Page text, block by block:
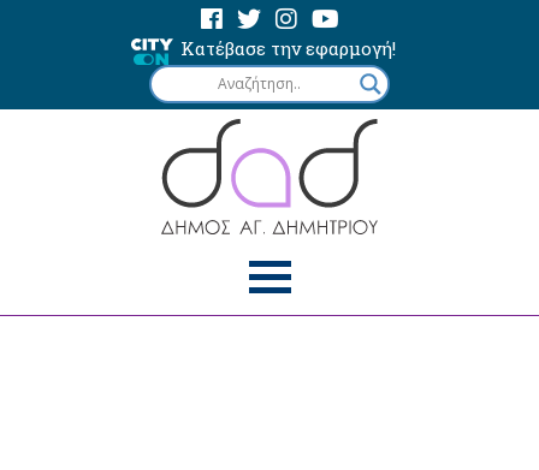
Κατέβασε την εφαρμογή!